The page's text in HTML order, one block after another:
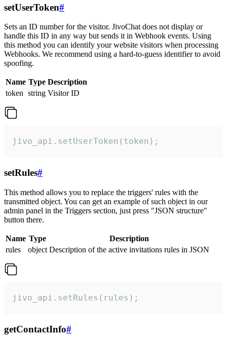
setUserToken#
Sets an ID number for the visitor. JivoChat does not display or
handle this ID in any way but sends it in Webhook events. Using
this method you can identify your website visitors when processing
Webhooks. We recommend using a hard-to-guess identifier to avoid
spoofing.
Name Type Description
token string Visitor ID
jivo_api.setUserToken(token);
setRules#
This method allows you to replace the triggers' rules with the
transmitted object. You can get an example of such object in our
admin panel in the Triggers section, just press "JSON structure"
button there.
Name Type
Description
rules
object Description of the active invitations rules in JSON
jivo_api.setRules(rules);
getContactInfo#